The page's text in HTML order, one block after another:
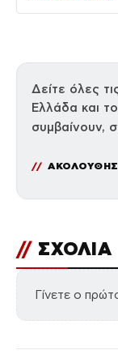
Δείτε όλες
Ελλάδα και
συμβαίνουν,
// ΣΧΟΛΙΑ
Γίνετε ο